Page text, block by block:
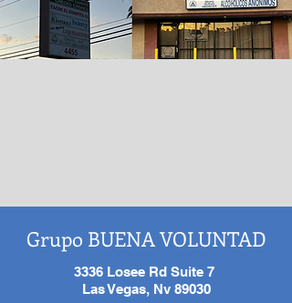
Grupo BUENA VOLUNTAD
3336 Losee Rd Suite 7
Las Vegas, Nv 89030